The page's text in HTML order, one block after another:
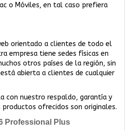
o Móviles, en tal caso prefiera
orientado a clientes de todo el
empresa tiene sedes físicas en
otros países de la región, sin
abierta a clientes de cualquier
con nuestro respaldo, garantía y
productos ofrecidos son originales.
Professional Plus